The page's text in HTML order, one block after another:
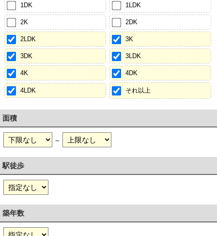
1DK 1LDK
2K 2DK
2LDK 3K
3DK 3LDK
4K 4DK
4LDK それ以上
面積
～
駅徒歩
築年数